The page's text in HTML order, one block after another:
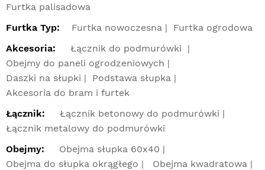
Furtka palisadowa
Furtka Typ:
Furtka nowoczesna
Furtka ogrodowa
Akcesoria:
Łącznik do podmurówki
Obejmy do paneli ogrodzeniowych
Daszki na słupki
Podstawa słupka
Akcesoria do bram i furtek
Łącznik:
Łącznik betonowy do podmurówki
Łącznik metalowy do podmurówki
Obejmy:
Obejma słupka 60x40
Obejma do słupka okrągłego
Obejma kwadratowa